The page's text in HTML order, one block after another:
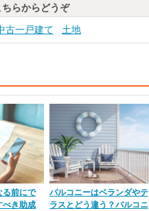
らからどうぞ
古一戸建て
土地
る前にで
べき助成
バルコニーはベランダやテ
ラスとどう違う？バルコニ